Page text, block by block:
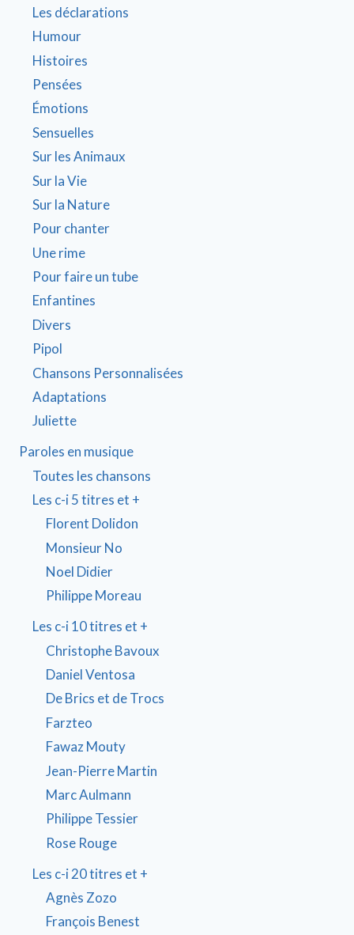
Les déclarations
Humour
Histoires
Pensées
Émotions
Sensuelles
Sur les Animaux
Sur la Vie
Sur la Nature
Pour chanter
Une rime
Pour faire un tube
Enfantines
Divers
Pipol
Chansons Personnalisées
Adaptations
Juliette
Paroles en musique
Toutes les chansons
Les c-i 5 titres et +
Florent Dolidon
Monsieur No
Noel Didier
Philippe Moreau
Les c-i 10 titres et +
Christophe Bavoux
Daniel Ventosa
De Brics et de Trocs
Farzteo
Fawaz Mouty
Jean-Pierre Martin
Marc Aulmann
Philippe Tessier
Rose Rouge
Les c-i 20 titres et +
Agnès Zozo
François Benest